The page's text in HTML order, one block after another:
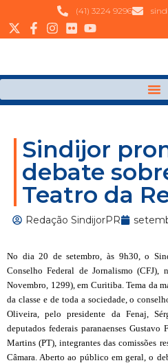
(41) 3224 9296
Sindijor
debate
Teatro da
Redação SindijorPR
No dia 20 de setembro, às 9h30, o
Conselho Federal de Jornalismo (CFJ),
Novembro, 1299), em Curitiba. Tema da
da classe e de toda a sociedade, o
Oliveira, pelo presidente da Fenaj ,
deputados federais paranaenses
Martins (PT), integrantes das comissões
Câmara. Aberto ao público em geral, o